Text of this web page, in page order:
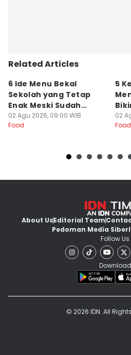
Related Articles
6 Ide Menu Bekal
Sekolah yang Tetap
Enak Meski Sudah
Dingin
02 Agu 2026, 09:00 WIB
Food
5
02
Food
About UsEditorial Team
Pedoman Media Siber
Follow Us
Download
© 2026 IDN. All